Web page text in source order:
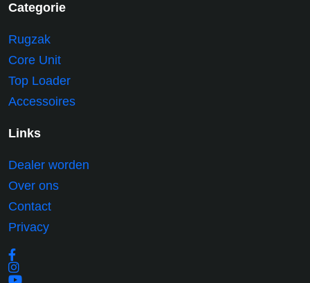
Categorie
Rugzak
Core Unit
Top Loader
Accessoires
Links
Dealer worden
Over ons
Contact
Privacy